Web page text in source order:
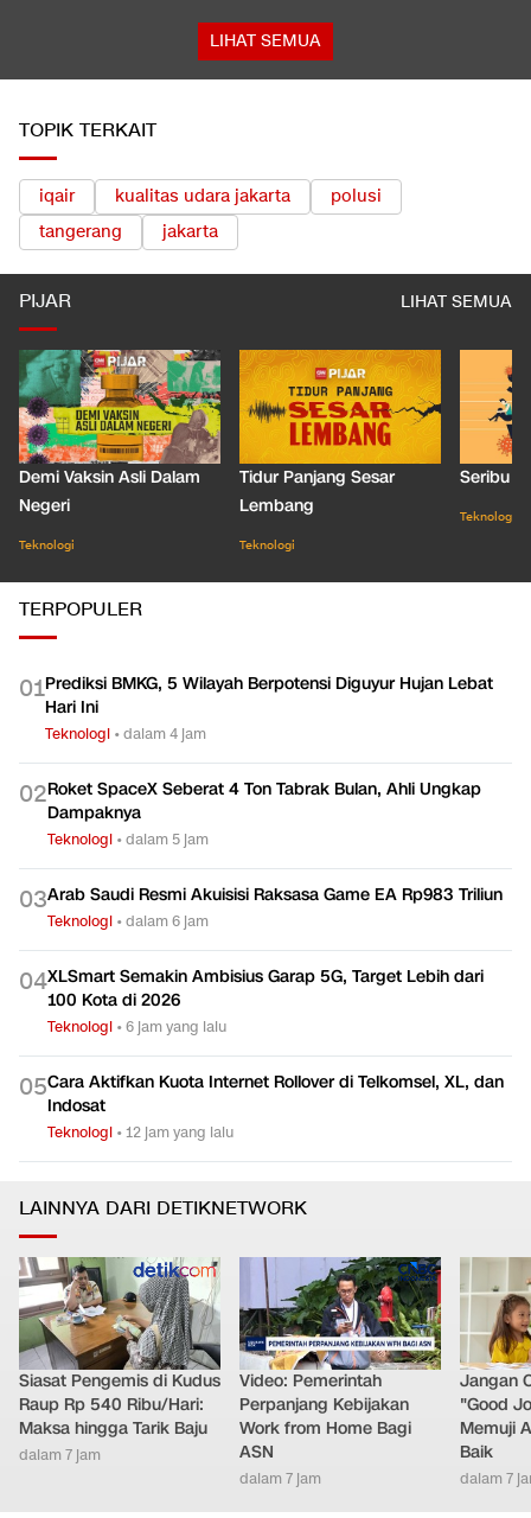
LIHAT SEMUA
TOPIK TERKAIT
iqair kualitas udara jakarta
polusi
tangerang
jakarta
PIJAR LIHAT SEMUA
Demi Vaksin Asli Dalam
Negeri
Teknologi
Tidur Panjang Sesar
Lembang
Teknologi
Seribu
Teknologi
TERPOPULER
01Prediksi BMKG, 5 Wilayah Berpotensi Diguyur Hujan Lebat
Hari Ini
Teknologi •dalam 4 jam
02Roket SpaceX Seberat 4 Ton Tabrak Bulan, Ahli Ungkap
Dampaknya
Teknologi •dalam 5 jam
03Arab Saudi Resmi Akuisisi Raksasa Game EA Rp983 Triliun
Teknologi •dalam 6 jam
04XLSmart Semakin Ambisius Garap 5G, Target Lebih dari
100 Kota di 2026
Teknologi •6 jam yang lalu
05Cara Aktifkan Kuota Internet Rollover di Telkomsel, XL, dan
Indosat
Teknologi •12 jam yang lalu
LAINNYA DARI DETIKNETWORK
Siasat Pengemis di Kudus
Raup Rp 540 Ribu/Hari:
Maksa hingga Tarik Baju
dalam 7 jam
Video: Pemerintah
Perpanjang Kebijakan
Work from Home Bagi
ASN
dalam 7 jam
Jangan
"Good
Memuji
Baik
dalam 7